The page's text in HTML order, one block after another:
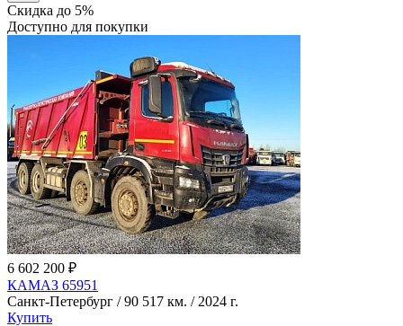
Скидка до 5%
Доступно для покупки
6 602 200 ₽
КАМАЗ 65951
Санкт-Петербург / 90 517 км. / 2024 г.
Купить